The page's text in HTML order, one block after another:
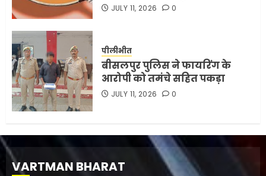
JULY 11, 2026 0
पीलीभीत
बीसलपुर पुलिस ने फायरिंग के
आरोपी को तमंचे सहित पकड़ा
JULY 11, 2026 0
VARTMAN BHARAT